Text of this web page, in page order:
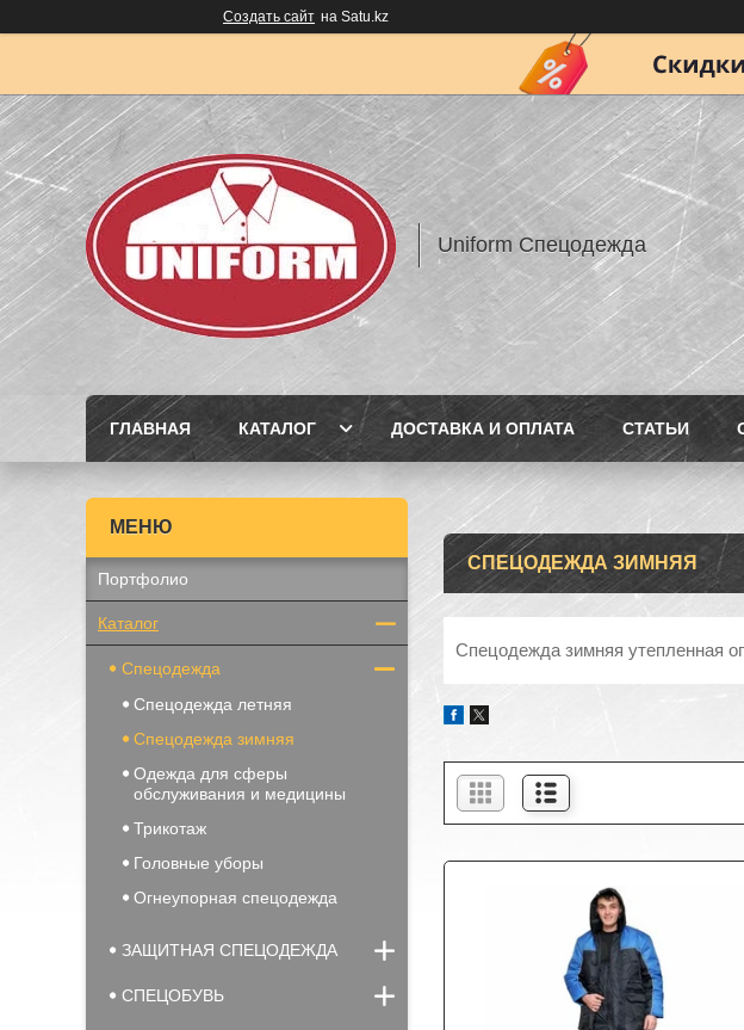
Создать сайт на Satu.kz
Uniform Спецодежда
ГЛАВНАЯ КАТАЛОГ ДОСТАВКА И ОПЛАТА СТАТЬИ
СПЕЦОДЕЖДА ЗИМНЯЯ
Спецодежда зимняя утепленная
Портфолио
Каталог
Спецодежда
Спецодежда летняя
Спецодежда зимняя
Одежда для сферы
обслуживания и медицины
Трикотаж
Головные уборы
Огнеупорная спецодежда
ЗАЩИТНАЯ СПЕЦОДЕЖДА
СПЕЦОБУВЬ